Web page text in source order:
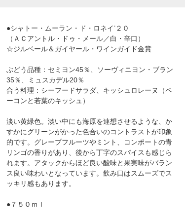
●シャトー・ムーラン・ド・ロネイ’２０
（ＡＣアントル・ドゥ・メール／白・辛口）
☆ジルベール＆ガイヤール・ワインガイド金賞
ぶどう品種：セミヨン45％、ソーヴィニヨン・ブラン
35％、ミュスカデル20％
合う料理：シーフードサラダ、キッシュロレーヌ（ベ
ーコンと若葉のキッシュ）
淡い黄緑色。淡い中にも海原を連想させるような、か
すかにグリーンがかった色合いのコントラストが印象
的です。グレープフルーツやミント、コンポートの青
リンゴの香りがあり、後から丁字のスパイスも感じら
れます。アタックからほど良い酸味と果実味がバラン
ス良い味わいとなっています。飲み口はスムーズでス
ッキリ感もあります。
●７５０ｍｌ